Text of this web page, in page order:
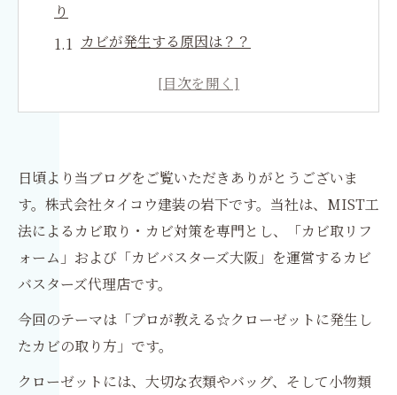
り
カビが発生する原因は？？
は！？
日頃より当ブログをご覧いただきありがとうございま
す。株式会社タイコウ建装の岩下です。当社は、MIST工
法によるカビ取り・カビ対策を専門とし、「カビ取リフ
ォーム」および「カビバスターズ大阪」を運営するカビ
バスターズ代理店です。
今回のテーマは「プロが教える☆クローゼットに発生し
たカビの取り方」です。
クローゼットには、大切な衣類やバッグ、そして小物類